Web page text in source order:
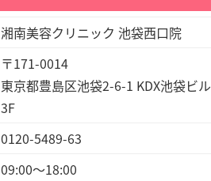
湘南美容クリニック 池袋西口院
〒171-0014
東京都豊島区池袋2-6-1 KDX池袋ビル
3F
0120-5489-63
09:00〜18:00